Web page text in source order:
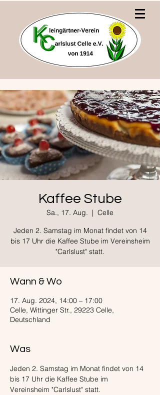
Kaffee Stube
Sa., 17. Aug.
  |
Celle
Jeden 2. Samstag im Monat findet von 14
bis 17 Uhr die Kaffee Stube im Vereinsheim
"Carlslust" statt.
Wann & Wo
17. Aug. 2024, 14:00 – 17:00
Celle, Wittinger Str., 29223 Celle,
Deutschland
Was
Jeden 2. Samstag im Monat findet von 14
bis 17 Uhr die Kaffee Stube im
Vereinsheim "Carlslust" statt.